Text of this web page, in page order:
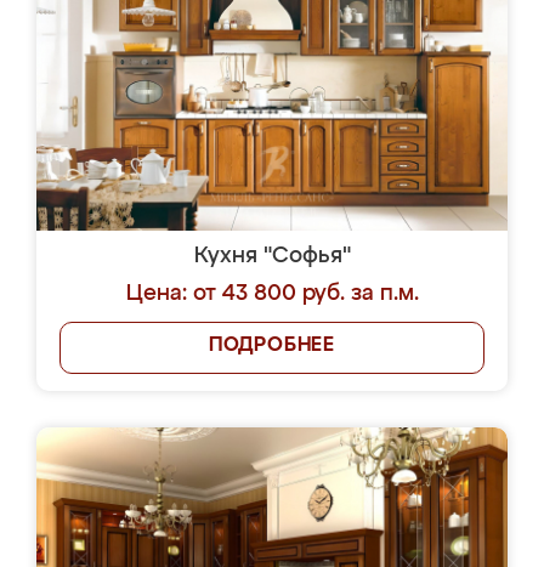
Кухня "Софья"
Цена: от 43 800 руб. за п.м.
ПОДРОБНЕЕ